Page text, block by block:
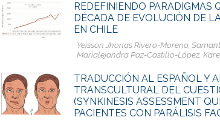
REDEFINIENDO PARADIGMAS
DÉCADA DE EVOLUCIÓN DE
EN CHILE
Yeisson Jhonas Rivero-Moreno,
Marialejandra Paz-Castillo-López,
TRADUCCIÓN AL ESPAÑOL Y
TRANSCULTURAL DEL
(SYNKINESIS ASSESSMENT
PACIENTES CON PARÁLISIS